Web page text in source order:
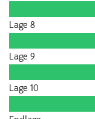
Lage 8
Lage 9
Lage 10